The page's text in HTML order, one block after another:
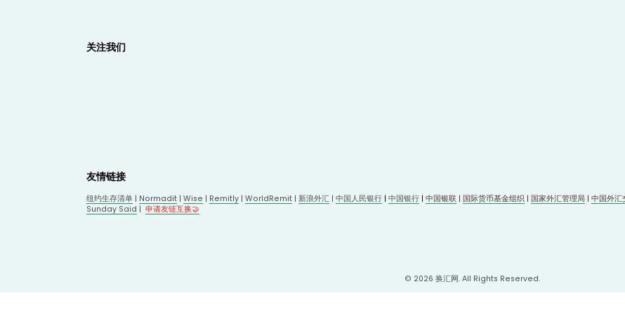
关注我们
友情链接
纽约生存清单 | Normadit | Wise | Remitly | WorldRemit | 新浪外汇 | 中国人民银行 | 中国银行 | 中国银联 | 国际货币基金组织 | 国家外汇管理局 | 中国外汇
Sunday Said | 申请友链互换🤝
© 2026 换汇网. All Rights Reserved.